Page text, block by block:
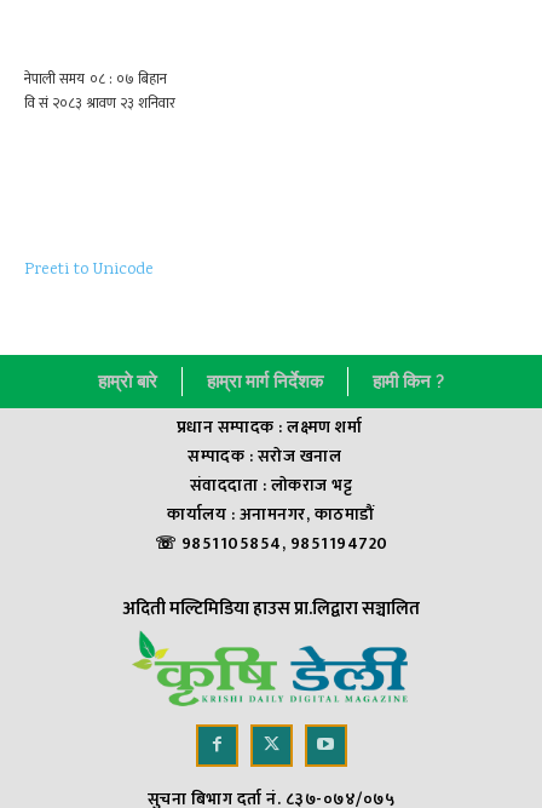
Preeti to Unicode
हाम्राे बारे हाम्रा मार्ग निर्देशक हामी किन ?
प्रधान सम्पादक : लक्ष्मण शर्मा
सम्पादक : सराेज खनाल
संवाददाता : लाेकराज भट्ट
कार्यालय : अनामनगर, काठमाडौं
☏ 9851105854, 9851194720
अदिती मल्टिमिडिया हाउस प्रा.लिद्वारा सञ्चालित
सुचना बिभाग दर्ता नं. ८३७-०७४/०७५